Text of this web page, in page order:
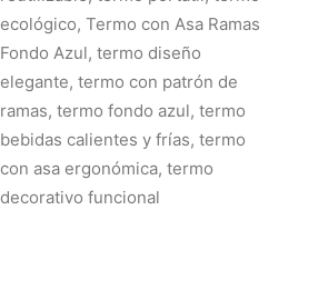
ecológico, Termo con Asa Ramas
Fondo Azul, termo diseño
elegante, termo con patrón de
ramas, termo fondo azul, termo
bebidas calientes y frías, termo
con asa ergonómica, termo
decorativo funcional